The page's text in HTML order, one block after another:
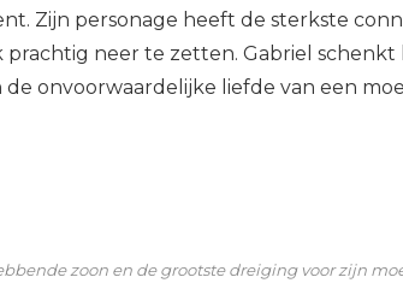
Zijn personage heeft de sterkste
prachtig neer te zetten. Gabriel schenkt
onvoorwaardelijke liefde van een
zoon en de grootste dreiging voor zijn